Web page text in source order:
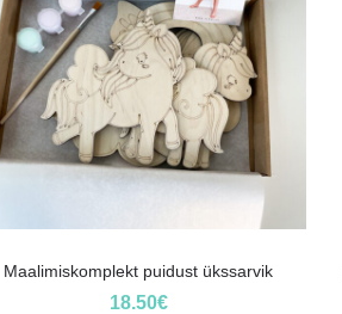
Maalimiskomplekt puidust ükssarvik
18.50€